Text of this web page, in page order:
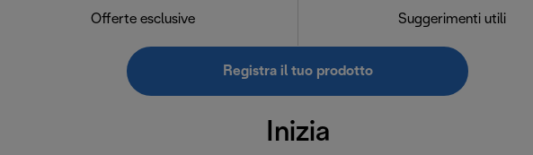
Offerte esclusive Suggerimenti utili
Registra il tuo prodotto
Inizia